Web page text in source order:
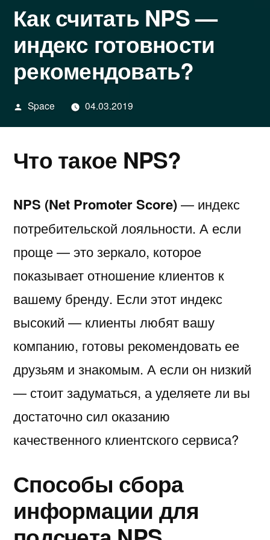
Как считать NPS —
индекс готовности
рекомендовать?
Написано
Space 04.03.2019
Что такое NPS?
NPS (Net Promoter Score)— индекс
потребительской лояльности. А если
проще — это зеркало, которое
показывает отношение клиентов к
вашему бренду. Если этот индекс
высокий — клиенты любят вашу
компанию, готовы рекомендовать ее
друзьям и знакомым. А если он низкий
— стоит задуматься, а уделяете ли вы
достаточно сил оказанию
качественного клиентского сервиса?
Способы сбора
информации для